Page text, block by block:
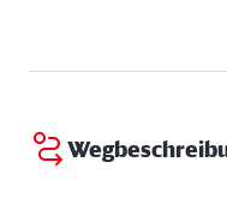
Donau vereinigt.
zum
als Quelle der Donau